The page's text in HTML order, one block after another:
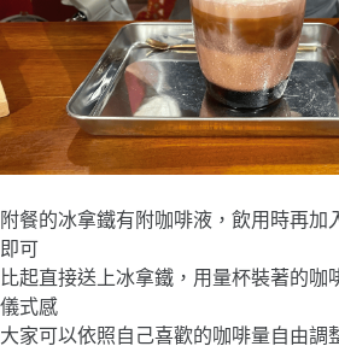
附餐的冰拿鐵有附咖啡液，飲用時再加
即可
比起直接送上冰拿鐵，用量杯裝著的咖
儀式感
大家可以依照自己喜歡的咖啡量自由調